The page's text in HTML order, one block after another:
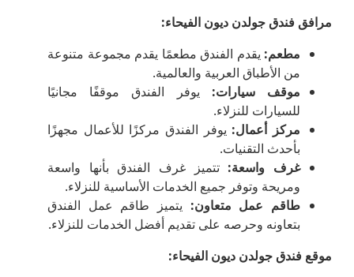
مرافق فندق جولدن ديون الفيحاء:
مطعم: يقدم الفندق مطعمًا يقدم مجموعة متنوعة
من الأطباق العربية والعالمية.
موقف سيارات: يوفر الفندق موقفًا مجانيًا
للسيارات للنزلاء.
مركز أعمال: يوفر الفندق مركزًا للأعمال مجهزًا
بأحدث التقنيات.
غرف واسعة: تتميز غرف الفندق بأنها واسعة
ومريحة وتوفر جميع الخدمات الأساسية للنزلاء.
طاقم عمل متعاون: يتميز طاقم عمل الفندق
بتعاونه وحرصه على تقديم أفضل الخدمات للنزلاء.
موقع فندق جولدن ديون الفيحاء: